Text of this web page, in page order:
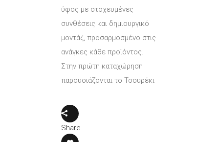
ύφος με στοχευμένες
συνθέσεις και δημιουργικό
μοντάζ, προσαρμοσμένο στις
ανάγκες κάθε προϊόντος.
Στην πρώτη καταχώρηση
παρουσιάζονται το Τσουρέκι
Share